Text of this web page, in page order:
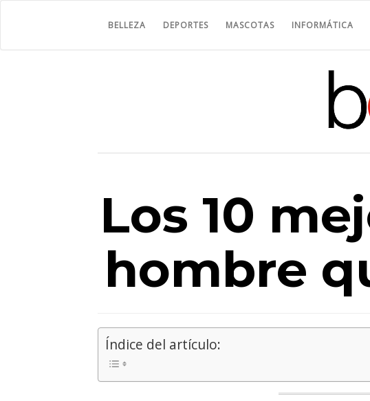
BELLEZA DEPORTES MASCOTAS INFORMÁTICA
Los 10
hombre
Índice del artículo: